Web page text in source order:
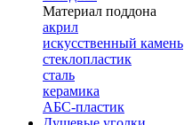
Материал поддона
акрил
искусственный камень
стеклопластик
сталь
керамика
АБС-пластик